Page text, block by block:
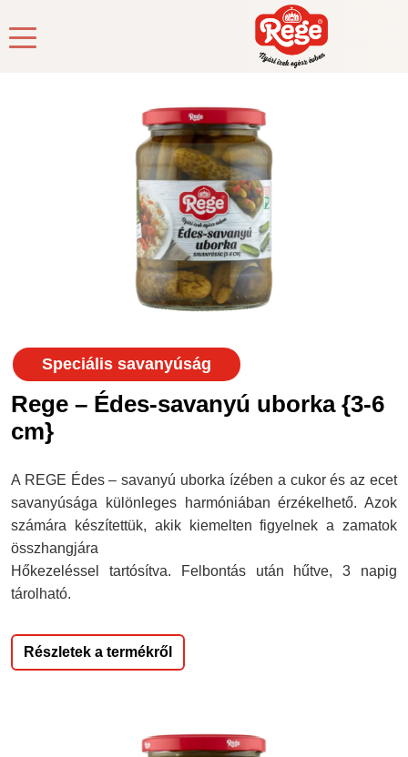
Speciális savanyúság
Rege – Édes-savanyú uborka {3-6
cm}
A REGE Édes – savanyú uborka ízében a cukor és az ecet
savanyúsága különleges harmóniában érzékelhető. Azok
számára készítettük, akik kiemelten figyelnek a zamatok
összhangjára
Hőkezeléssel tartósítva. Felbontás után hűtve, 3 napig
tárolható.
Részletek a termékről